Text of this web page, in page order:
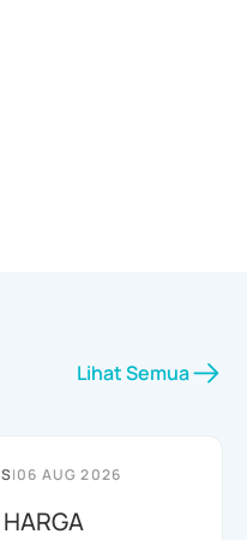
Lihat Semua
|06 AUG 2026